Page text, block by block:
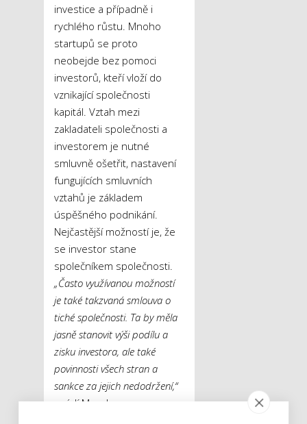
investice a případně i
rychlého růstu. Mnoho
startupů se proto
neobejde bez pomoci
investorů, kteří vloží do
vznikající společnosti
kapitál. Vztah mezi
zakladateli společnosti a
investorem je nutné
smluvně ošetřit, nastavení
fungujících smluvních
vztahů je základem
úspěšného podnikání.
Nejčastější možností je, že
se investor stane
společníkem společnosti.
„Často využívanou možností
je také takzvaná smlouva o
tiché společnosti. Ta by měla
jasně stanovit výši podílu a
zisku investora, ale také
povinnosti všech stran a
sankce za jejich nedodržení,“
uvádí Macek.